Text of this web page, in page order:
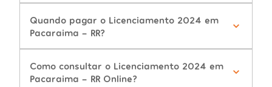
Quando pagar o Licenciamento 2024 em
Pacaraima - RR?
Como consultar o Licenciamento 2024 em
Pacaraima - RR Online?